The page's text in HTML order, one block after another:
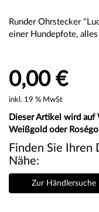
Runder Ohrstecker
einer Hundepfote,
0,00 €
inkl. 19 % MwSt
Dieser Artikel wird auf
Weißgold oder
Finden Sie Ihren
Nähe:
Zur Händlersuche